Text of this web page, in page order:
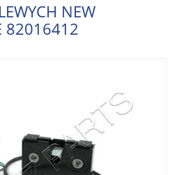
NEW
82016412